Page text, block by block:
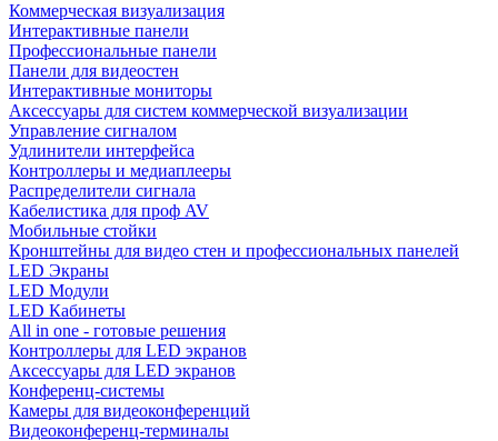
Коммерческая визуализация
Интерактивные панели
Профессиональные панели
Панели для видеостен
Интерактивные мониторы
Аксессуары для систем коммерческой визуализации
Управление сигналом
Удлинители интерфейса
Контроллеры и медиаплееры
Распределители сигнала
Кабелистика для проф AV
Мобильные стойки
Кронштейны для видео стен и профессиональных панелей
LED Экраны
LED Модули
LED Кабинеты
All in one - готовые решения
Контроллеры для LED экранов
Аксессуары для LED экранов
Конференц-системы
Камеры для видеоконференций
Видеоконференц-терминалы